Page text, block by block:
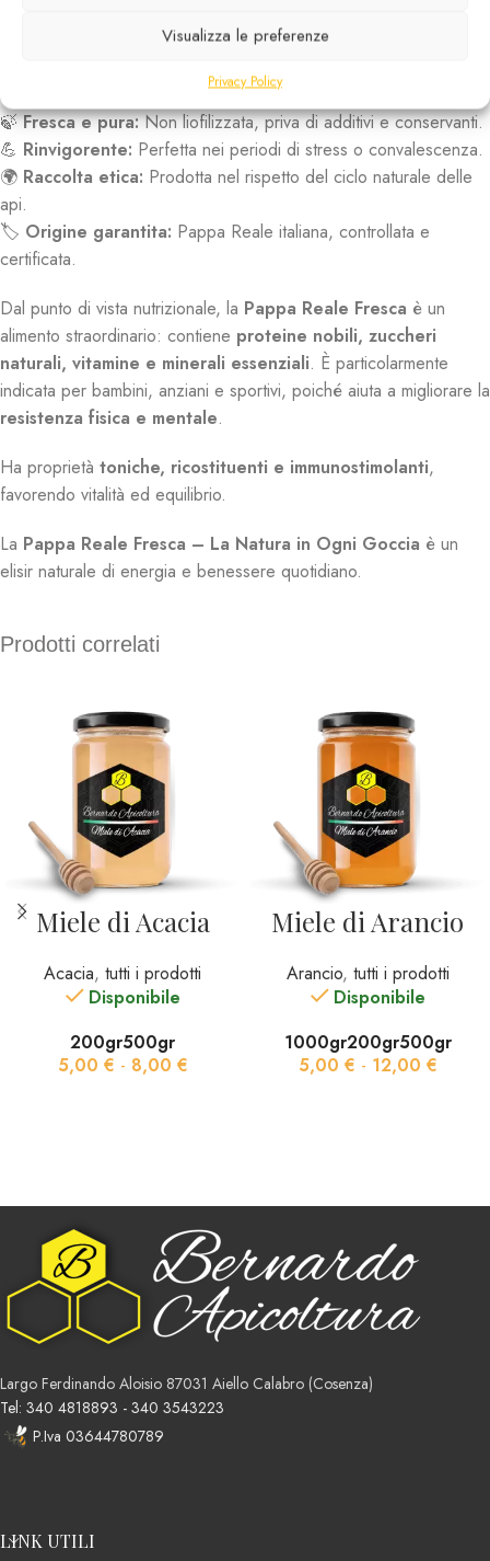
Visualizza le preferenze
Privacy Policy
concentrazione e immunità.
🍃Fresca e pura:Non liofilizzata, priva di additivi e conservanti.
💪 Rinvigorente: Perfetta nei periodi di stress o convalescenza.
🌍 Raccolta etica: Prodotta nel rispetto del ciclo naturale delle
api.
🏷️ Origine garantita: Pappa Reale italiana, controllata e
certificata.
Dal punto di vista nutrizionale, la Pappa Reale Fresca è un
alimento straordinario: contiene proteine nobili, zuccheri
naturali, vitamine e minerali essenziali. È particolarmente
indicata per bambini, anziani e sportivi, poiché aiuta a migliorare la
resistenza fisica e mentale.
Ha proprietà toniche, ricostituenti e immunostimolanti,
favorendo vitalità ed equilibrio.
La Pappa Reale Fresca – La Natura in Ogni Goccia è un
elisir naturale di energia e benessere quotidiano.
Prodotti correlati
Miele di Acacia
Acacia, tutti i prodotti
Disponibile
200gr500gr
5,00 € - 8,00 €
Miele di Arancio
Arancio, tutti i prodotti
Disponibile
1000gr200gr500gr
5,00 € - 12,00 €
Largo Ferdinando Aloisio 87031 Aiello Calabro (Cosenza)
Tel: 340 4818893 - 340 3543223
P.Iva 03644780789
LINK UTILI